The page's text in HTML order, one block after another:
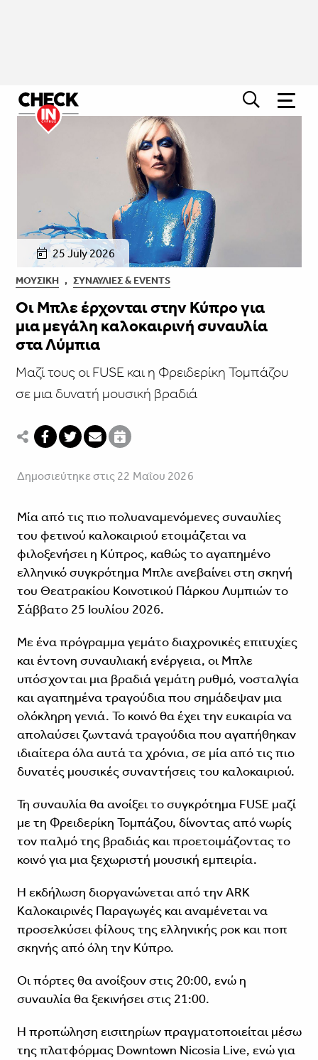
25 July 2026
ΜΟΥΣΙΚΉ , ΣΥΝΑΥΛΊΕΣ & EVENTS
Οι Μπλε έρχονται στην Κύπρο για
μια μεγάλη καλοκαιρινή συναυλία
στα Λύμπια
Μαζί τους οι FUSE και η Φρειδερίκη Τομπάζου
σε μια δυνατή μουσική βραδιά
Δημοσιεύτηκε στις 22 Μαΐου 2026
Μία από τις πιο πολυαναμενόμενες συναυλίες
του φετινού καλοκαιριού ετοιμάζεται να
φιλοξενήσει η Κύπρος, καθώς το αγαπημένο
ελληνικό συγκρότημα Μπλε ανεβαίνει στη σκηνή
του Θεατρακίου Κοινοτικού Πάρκου Λυμπιών το
Σάββατο 25 Ιουλίου 2026.
Με ένα πρόγραμμα γεμάτο διαχρονικές επιτυχίες
και έντονη συναυλιακή ενέργεια, οι Μπλε
υπόσχονται μια βραδιά γεμάτη ρυθμό, νοσταλγία
και αγαπημένα τραγούδια που σημάδεψαν μια
ολόκληρη γενιά. Το κοινό θα έχει την ευκαιρία να
απολαύσει ζωντανά τραγούδια που αγαπήθηκαν
ιδιαίτερα όλα αυτά τα χρόνια, σε μία από τις πιο
δυνατές μουσικές συναντήσεις του καλοκαιριού.
Τη συναυλία θα ανοίξει το συγκρότημα FUSE μαζί
με τη Φρειδερίκη Τομπάζου, δίνοντας από νωρίς
τον παλμό της βραδιάς και προετοιμάζοντας το
κοινό για μια ξεχωριστή μουσική εμπειρία.
Η εκδήλωση διοργανώνεται από την ARK
Καλοκαιρινές Παραγωγές και αναμένεται να
προσελκύσει φίλους της ελληνικής ροκ και ποπ
σκηνής από όλη την Κύπρο.
Οι πόρτες θα ανοίξουν στις 20:00, ενώ η
συναυλία θα ξεκινήσει στις 21:00.
Η προπώληση εισιτηρίων πραγματοποιείται μέσω
της πλατφόρμας Downtown Nicosia Live, ενώ για